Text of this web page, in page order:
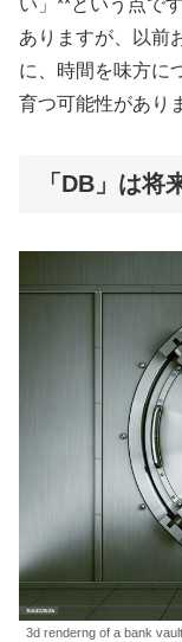
い」**という点で
ありますが、以前
に、時間を味方に
育つ可能性があり
「DB」は将
3d renderng of a bank